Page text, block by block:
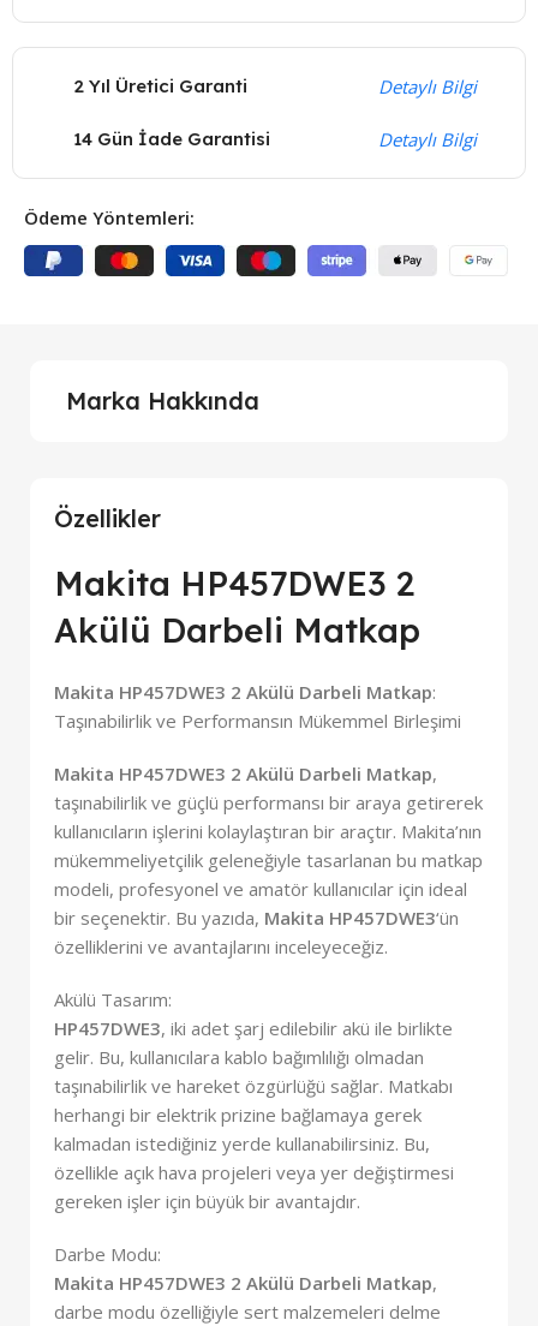
2 Yıl Üretici Garanti Detaylı Bilgi
14 Gün İade Garantisi Detaylı Bilgi
Ödeme Yöntemleri:
Özellikler
Makita HP457DWE3 2
Akülü Darbeli Matkap
Makita HP457DWE3 2 Akülü Darbeli Matkap:
Taşınabilirlik ve Performansın Mükemmel Birleşimi
Makita HP457DWE3 2 Akülü Darbeli Matkap,
taşınabilirlik ve güçlü performansı bir araya getirerek
kullanıcıların işlerini kolaylaştıran bir araçtır. Makita’nın
mükemmeliyetçilik geleneğiyle tasarlanan bu matkap
modeli, profesyonel ve amatör kullanıcılar için ideal
bir seçenektir. Bu yazıda, Makita HP457DWE3‘ün
özelliklerini ve avantajlarını inceleyeceğiz.
Akülü Tasarım:
HP457DWE3, iki adet şarj edilebilir akü ile birlikte
gelir. Bu, kullanıcılara kablo bağımlılığı olmadan
taşınabilirlik ve hareket özgürlüğü sağlar. Matkabı
herhangi bir elektrik prizine bağlamaya gerek
kalmadan istediğiniz yerde kullanabilirsiniz. Bu,
özellikle açık hava projeleri veya yer değiştirmesi
gereken işler için büyük bir avantajdır.
Darbe Modu:
Makita HP457DWE3 2 Akülü Darbeli Matkap,
darbe modu özelliğiyle sert malzemeleri delme
Marka Hakkında